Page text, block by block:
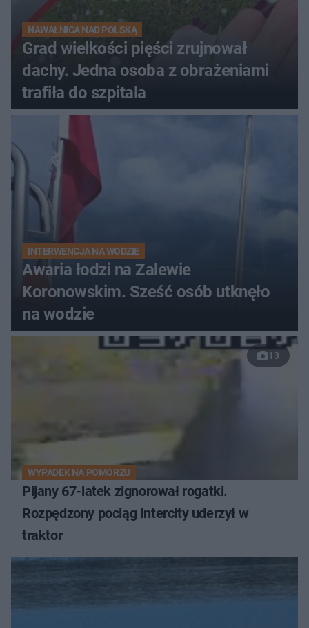
NAWAŁNICA NAD POLSKĄ
Grad wielkości pięści zrujnował
dachy. Jedna osoba z obrażeniami
trafiła do szpitala
INTERWENCJA NA WODZIE
Awaria łodzi na Zalewie
Koronowskim. Sześć osób utknęło
na wodzie
13
WYPADEK NA POMORZU
Pijany 67-latek zignorował rogatki.
Rozpędzony pociąg Intercity uderzył w
traktor